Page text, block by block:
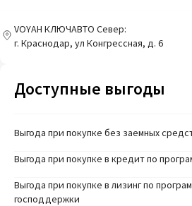
VOYAH КЛЮЧАВТО Север:
г. Краснодар, ул Конгрессная, д. 6
Доступные выгоды
Выгода при покупке без заемных
Выгода при покупке в кредит по
Выгода при покупке в лизинг по
господдержки